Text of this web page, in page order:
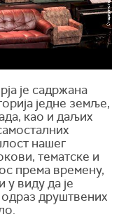
је садржана
једне земље,
као и даљих
нашег
тематске и
према времену,
у виду да је
друштвених